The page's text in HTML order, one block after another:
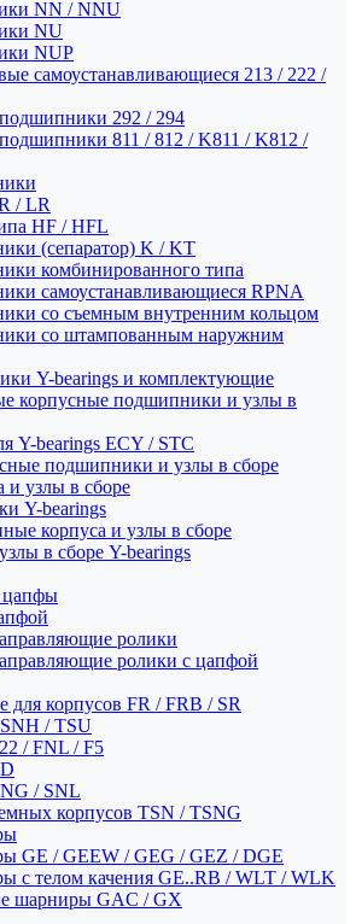
NN / NNU
NU
NUP
самоустанавливающиеся 213 / 222 /
292 / 294
811 / 812 / K811 / K812 /
/ LR
HF / HFL
(сепаратор) K / KT
комбинированного типа
самоустанавливающиеся RPNA
со съемным внутренним кольцом
со штампованным наружним
Y-bearings и комплектующие
корпусные подшипники и узлы в
Y-bearings ECY / STC
подшипники и узлы в сборе
и узлы в сборе
Y-bearings
корпуса и узлы в сборе
в сборе Y-bearings
цапфы
ролики
ролики с цапфой
корпусов FR / FRB / SR
/ TSU
/ FNL / F5
/ SNL
корпусов TSN / TSNG
GE / GEEW / GEG / GEZ / DGE
с телом качения GE..RB / WLT / WLK
шарниры GAC / GX